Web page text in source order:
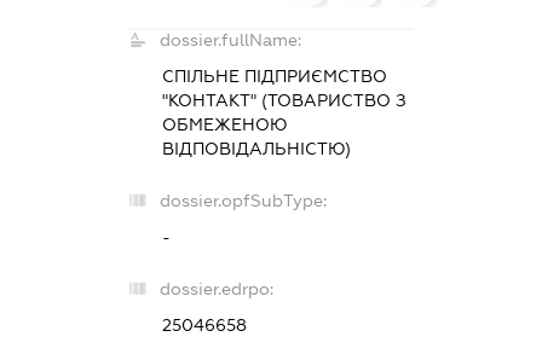
dossier.fullName:
СПІЛЬНЕ ПІДПРИЄМСТВО
"КОНТАКТ" (ТОВАРИСТВО З
ОБМЕЖЕНОЮ
ВІДПОВІДАЛЬНІСТЮ)
dossier.opfSubType:
-
dossier.edrpo:
25046658